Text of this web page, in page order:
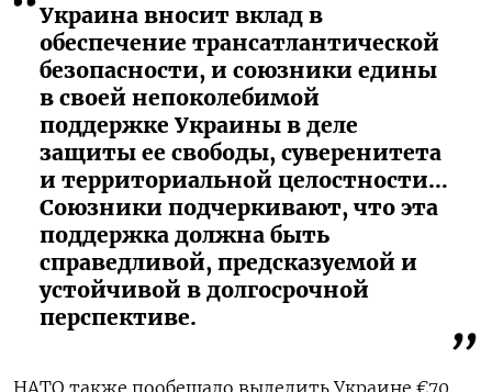
Украина вносит вклад в
обеспечение трансатлантической
безопасности, и союзники едины
в своей непоколебимой
поддержке Украины в деле
защиты ее свободы, суверенитета
и территориальной целостности…
Союзники подчеркивают, что эта
поддержка должна быть
справедливой, предсказуемой и
устойчивой в долгосрочной
перспективе.
НАТО также пообещало выделить Украине €70